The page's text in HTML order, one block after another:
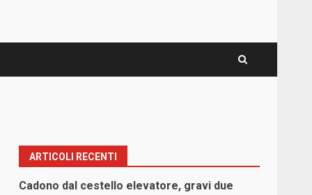
ARTICOLI RECENTI
Cadono dal cestello elevatore, gravi due